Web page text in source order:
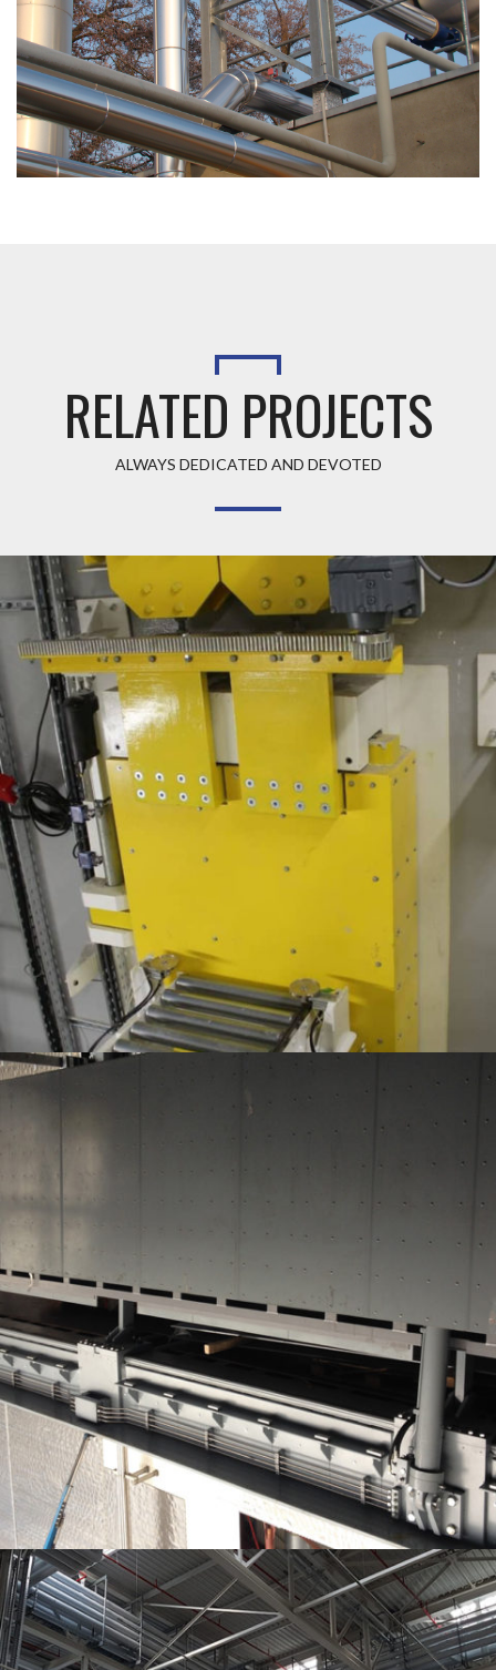
RELATED PROJECTS
ALWAYS DEDICATED AND DEVOTED
PORTES COULISSANTES ANTI-SOUFFLE
PROJET NOVARKA (TCHERNOBYL) – PORTES COULISSANTES ET TRAPPE
PIVOTANTE DANS LE GARAGE DE L’ARCHE, À 80M DU SOL